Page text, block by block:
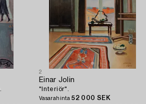
2
Einar Jolin
"Interiör".
Vasarahinta52 000 SEK